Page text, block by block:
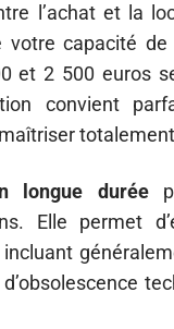
l’achat et la
capacité de
et 2 500 euros
convient
longue durée
Elle permet
incluant